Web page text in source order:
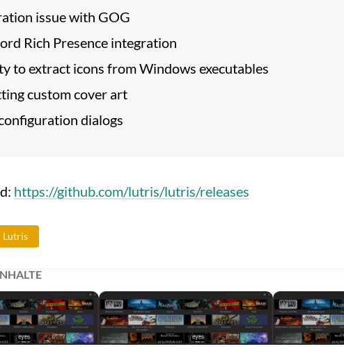
issue with GOG
Rich Presence integration
to extract icons from Windows executables
custom cover art
dialogs
https://github.com/lutris/lutris/releases
Lutris